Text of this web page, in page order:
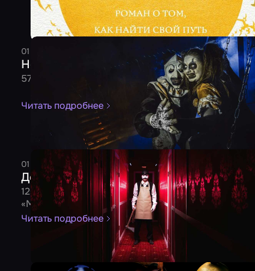
01 марта 2024 Редакция
Новички февраля от 29.02.2024
57 новых игр уже доступны для бронирования
Читать подробнее
01 января 2024 5 минут Редакция
Декабрьские новички от 31.12.2023
126 новых игр уже доступны для бронирования на
«Мире Квестов»
Читать подробнее